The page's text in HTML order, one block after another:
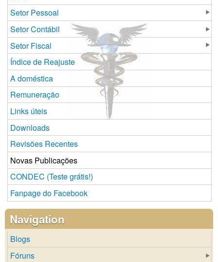
Setor Pessoal
Setor Contábil
Setor Fiscal
Índice de Reajuste
A doméstica
Remuneração
Links úteis
Downloads
Revisões Recentes
Novas Publicações
CONDEC (Teste grátis!)
Fanpage do Facebook
Navigation
Blogs
Fóruns